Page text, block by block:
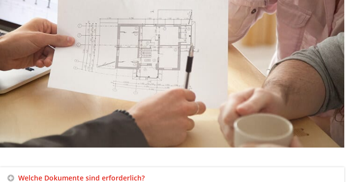
Welche Dokumente sind erforderlich?